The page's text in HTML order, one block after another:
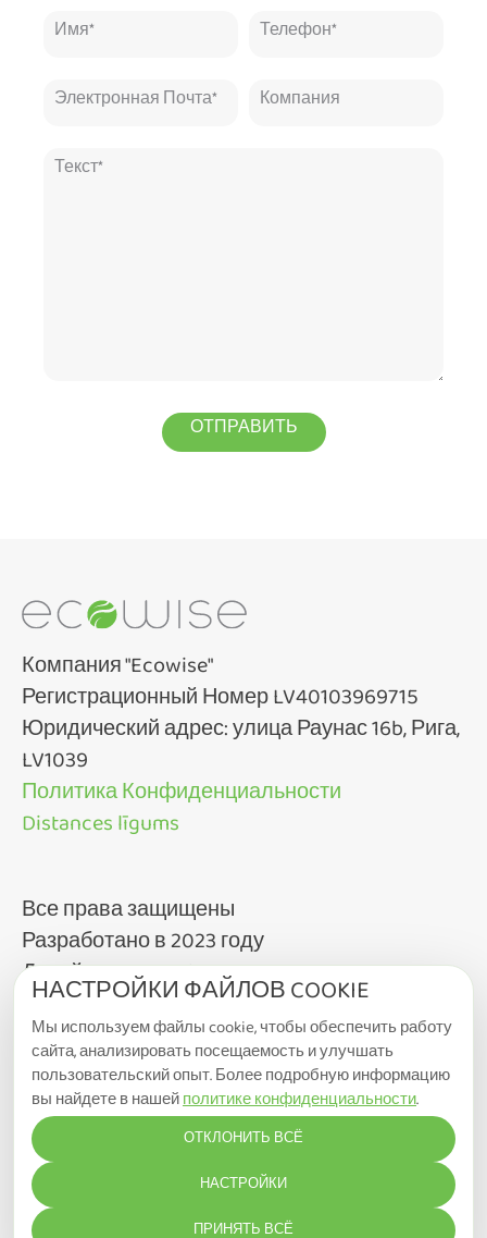
Компания "Ecowise"
Регистрационный Номер LV40103969715
Юридический адрес: улица Раунас 16b, Рига,
LV1039
Политика Конфиденциальности
Distances līgums
Все права защищены
Разработано в 2023 году
Дизайн от Team3.lv
НАСТРОЙКИ ФАЙЛОВ COOKIE
Мы используем файлы cookie, чтобы обеспечить работу
сайта, анализировать посещаемость и улучшать
пользовательский опыт. Более подробную информацию
вы найдете в нашейполитике конфиденциальности.
ОТКЛОНИТЬ ВСЁ
НАСТРОЙКИ
НАСТРОЙКИ COOKIE